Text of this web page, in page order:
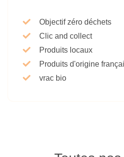
Objectif zéro déchets
Clic and collect
Produits locaux
Produits d'origine
vrac bio